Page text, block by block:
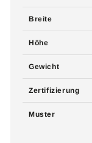
Breite
Höhe
Gewicht
Zertifizierung
Muster